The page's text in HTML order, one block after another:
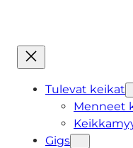
Tulevat keikat
Menneet
Gigs